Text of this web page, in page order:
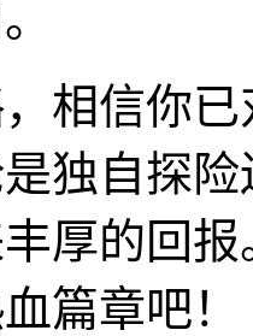
相信你
独自探
厚的回
篇章吧！